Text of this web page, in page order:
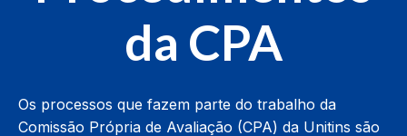
da CPA
Os processos que fazem parte do trabalho da
Comissão Própria de Avaliação (CPA) da Unitins são